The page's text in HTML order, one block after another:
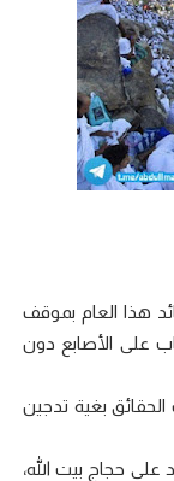
هذا العام بموقف
على الأصابع دون
بغية تدجين
على حجاج بيت الله،